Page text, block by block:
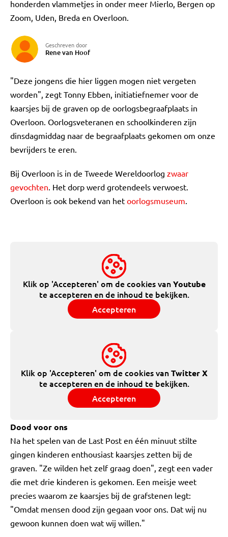
honderden vlammetjes in onder meer Mierlo, Bergen op
Zoom, Uden, Breda en Overloon.
Geschreven door
Rene van Hoof
"Deze jongens die hier liggen mogen niet vergeten
worden", zegt Tonny Ebben, initiatiefnemer voor de
kaarsjes bij de graven op de oorlogsbegraafplaats in
Overloon. Oorlogsveteranen en schoolkinderen zijn
dinsdagmiddag naar de begraafplaats gekomen om onze
bevrijders te eren.
Bij Overloon is in de Tweede Wereldoorlog zwaar
gevochten. Het dorp werd grotendeels verwoest.
Overloon is ook bekend van het oorlogsmuseum.
Klik op 'Accepteren' om de cookies vanYoutube
te accepteren en de inhoud te bekijken.
Accepteren
Klik op 'Accepteren' om de cookies vanTwitter X
te accepteren en de inhoud te bekijken.
Accepteren
Dood voor ons
Na het spelen van de Last Post en één minuut stilte
gingen kinderen enthousiast kaarsjes zetten bij de
graven. "Ze wilden het zelf graag doen", zegt een vader
die met drie kinderen is gekomen. Een meisje weet
precies waarom ze kaarsjes bij de grafstenen legt:
"Omdat mensen dood zijn gegaan voor ons. Dat wij nu
gewoon kunnen doen wat wij willen."